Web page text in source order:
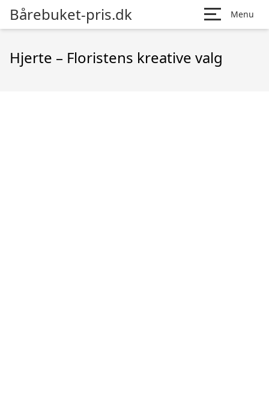
Bårebuket-pris.dk Menu
Hjerte – Floristens kreative valg